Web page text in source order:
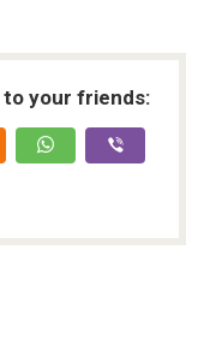
to your friends: